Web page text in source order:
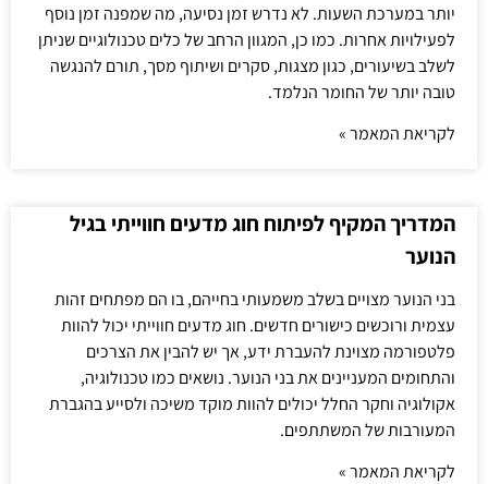
יותר במערכת השעות. לא נדרש זמן נסיעה, מה שמפנה זמן נוסף
לפעילויות אחרות. כמו כן, המגוון הרחב של כלים טכנולוגיים שניתן
לשלב בשיעורים, כגון מצגות, סקרים ושיתוף מסך, תורם להנגשה
טובה יותר של החומר הנלמד.
לקריאת המאמר »
המדריך המקיף לפיתוח חוג מדעים חווייתי בגיל
הנוער
בני הנוער מצויים בשלב משמעותי בחייהם, בו הם מפתחים זהות
עצמית ורוכשים כישורים חדשים. חוג מדעים חווייתי יכול להוות
פלטפורמה מצוינת להעברת ידע, אך יש להבין את הצרכים
והתחומים המעניינים את בני הנוער. נושאים כמו טכנולוגיה,
אקולוגיה וחקר החלל יכולים להוות מוקד משיכה ולסייע בהגברת
המעורבות של המשתתפים.
לקריאת המאמר »